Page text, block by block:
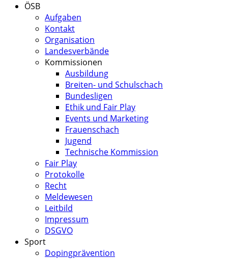
ÖSB
Aufgaben
Kontakt
Organisation
Landesverbände
Kommissionen
Ausbildung
Breiten- und Schulschach
Bundesligen
Ethik und Fair Play
Events und Marketing
Frauenschach
Jugend
Technische Kommission
Fair Play
Protokolle
Recht
Meldewesen
Leitbild
Impressum
DSGVO
Sport
Dopingprävention